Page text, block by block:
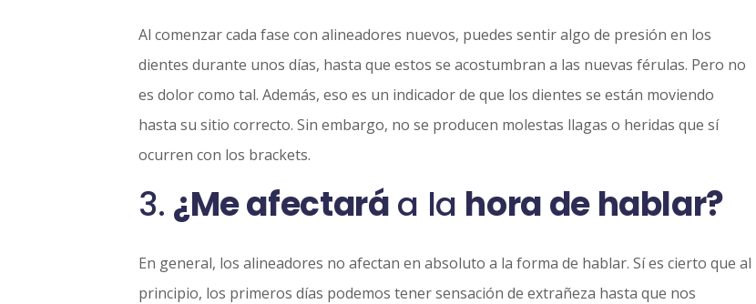
Al comenzar cada fase con alineadores nuevos, puedes sentir algo de presión en los
dientes durante unos días, hasta que estos se acostumbran a las nuevas férulas. Pero no
es dolor como tal. Además, eso es un indicador de que los dientes se están moviendo
hasta su sitio correcto. Sin embargo, no se producen molestas llagas o heridas que sí
ocurren con los brackets.
3. ¿Me afectaráa la hora de hablar?
En general, los alineadores no afectan en absoluto a la forma de hablar. Sí es cierto que al
principio, los primeros días podemos tener sensación de extrañeza hasta que nos